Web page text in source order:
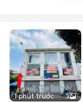
1 phút trước 3